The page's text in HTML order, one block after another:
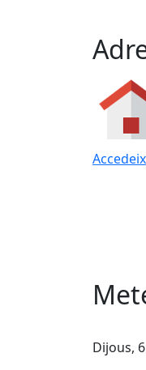
Accedeix
Dijous,